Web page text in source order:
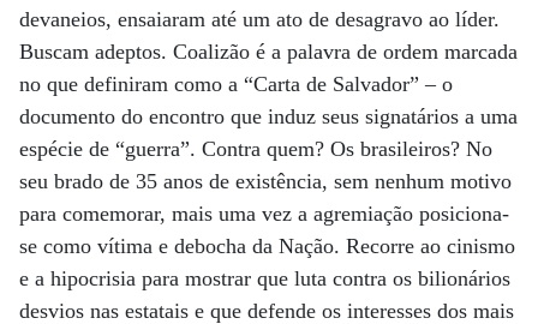
devaneios, ensaiaram até um ato de desagravo ao líder.
Buscam adeptos. Coalizão é a palavra de ordem marcada
no que definiram como a “Carta de Salvador” – o
documento do encontro que induz seus signatários a uma
espécie de “guerra”. Contra quem? Os brasileiros? No
seu brado de 35 anos de existência, sem nenhum motivo
para comemorar, mais uma vez a agremiação posiciona-
se como vítima e debocha da Nação. Recorre ao cinismo
e a hipocrisia para mostrar que luta contra os bilionários
desvios nas estatais e que defende os interesses dos mais